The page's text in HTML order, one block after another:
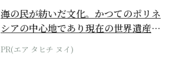
海の民が紡いだ文化。かつてのポリネ
シアの中心地であり現在の世界遺産か
らみえてくる...
PR(エア タヒチ ヌイ)